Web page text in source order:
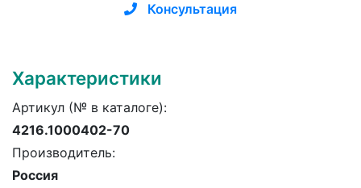
Консультация
Характеристики
Артикул (№ в каталоге):
4216.1000402-70
Производитель:
Россия